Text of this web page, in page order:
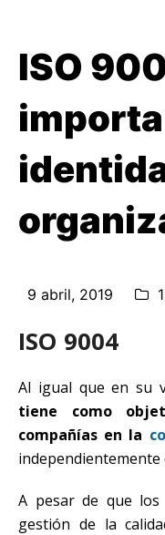
Buscar
ISO
9 abril, 2019
ISO 9004
Al igual que en su
tiene como
compañías en la
independientemente
A pesar de que los
gestión de la